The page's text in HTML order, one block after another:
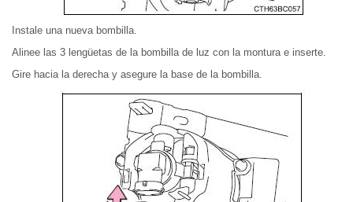
Instale una nueva bombilla.
Alinee las 3 lengüetas de la bombilla de luz con la montura e inserte.
Gire hacia la derecha y asegure la base de la bombilla.